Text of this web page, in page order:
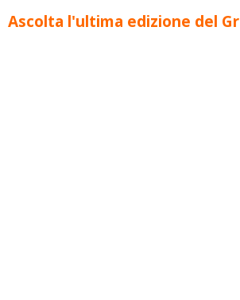
Ascolta l'ultima edizione del Gr